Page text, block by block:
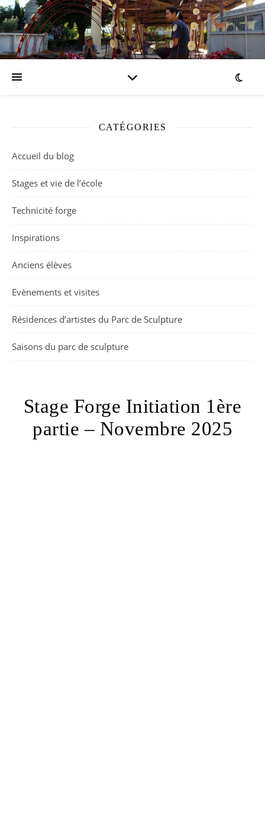
CATÉGORIES
Accueil du blog
Stages et vie de l’école
Technicité forge
Inspirations
Anciens élèves
Evènements et visites
Résidences d’artistes du Parc de Sculpture
Saisons du parc de sculpture
Stage Forge Initiation 1ère
partie – Novembre 2025